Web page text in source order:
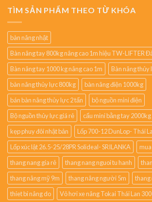
TÌM SẢN PHẨM THEO TỪ KHÓA
bàn nâng nhật
Bàn nâng tay 800kg nâng cao 1m hiệu TW-LIFTER
Bàn nâng tay 1000 kg nâng cao 1m
Bàn nâng thủy
bàn nâng thủy lực 800kg
bàn nâng điện 1000kg
bán bàn nâng thủy lực 2 tấn
bộ nguồn mini điện
Bộ nguồn thủy lực giá rẻ
cẩu mini bằng tay 2000kg
kẹp phuy đôi nhật bản
Lốp 700-12 DunLop- Thái
Lốp xúc lật 26.5-25/28PR Solideal- SRILANKA
thang nang gia rẻ
thang nang nguoi tu hanh
thang nâng mỹ 9m
thang nâng người 5m
thang
thiet bi nâng do
Vỏ hơi xe nâng Tokai Thái Lan